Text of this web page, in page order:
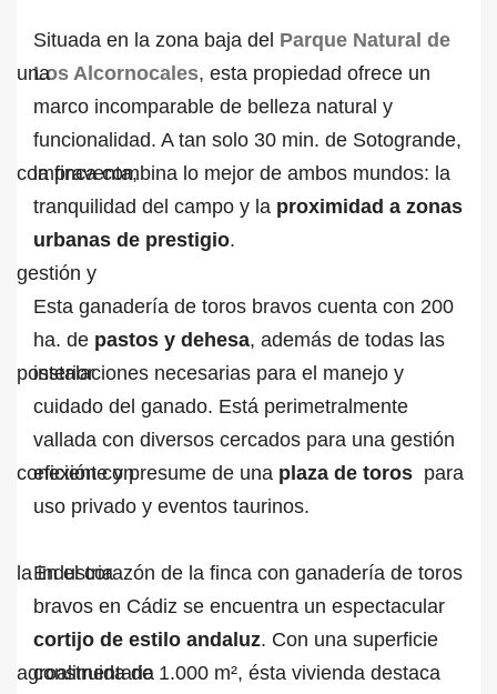
Situada en la zona baja del Parque Natural de
Los Alcornocales, esta propiedad ofrece un
marco incomparable de belleza natural y
funcionalidad. A tan solo 30 min. de Sotogrande,
la finca combina lo mejor de ambos mundos: la
tranquilidad del campo y la proximidad a zonas
urbanas de prestigio.
Esta ganadería de toros bravos cuenta con 200
ha. de pastos y dehesa, además de todas las
instalaciones necesarias para el manejo y
cuidado del ganado. Está perimetralmente
vallada con diversos cercados para una gestión
eficiente y presume de una plaza de toros para
uso privado y eventos taurinos.
En el corazón de la finca con ganadería de toros
bravos en Cádiz se encuentra un espectacular
cortijo de estilo andaluz. Con una superficie
construida de 1.000 m², ésta vivienda destaca